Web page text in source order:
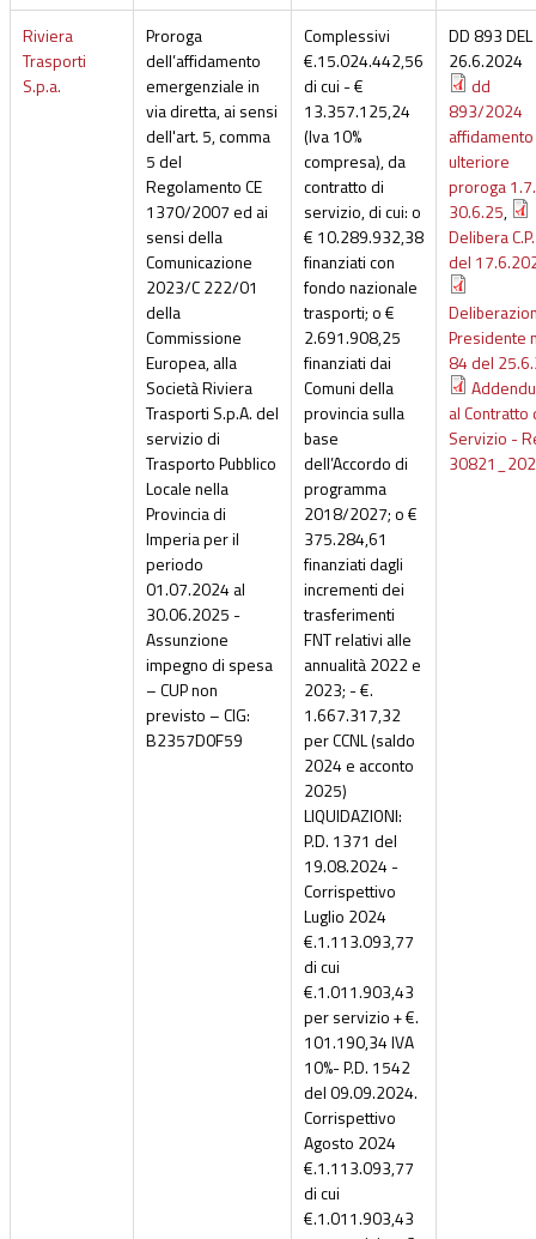
Riviera
Trasporti
S.p.a.
Proroga
dell’affidamento
emergenziale in
via diretta, ai sensi
dell'art. 5, comma
5 del
Regolamento CE
1370/2007 ed ai
sensi della
Comunicazione
2023/C 222/01
della
Commissione
Europea, alla
Società Riviera
Trasporti S.p.A. del
servizio di
Trasporto Pubblico
Locale nella
Provincia di
Imperia per il
periodo
01.07.2024 al
30.06.2025 -
Assunzione
impegno di spesa
– CUP non
previsto – CIG:
B2357D0F59
Complessivi
€.15.024.442,56
di cui - €
13.357.125,24
(Iva 10%
compresa), da
contratto di
servizio, di cui: o
€ 10.289.932,38
finanziati con
fondo nazionale
trasporti; o €
2.691.908,25
finanziati dai
Comuni della
provincia sulla
base
dell’Accordo di
programma
2018/2027; o €
375.284,61
finanziati dagli
incrementi dei
trasferimenti
FNT relativi alle
annualità 2022 e
2023; - €.
1.667.317,32
per CCNL (saldo
2024 e acconto
2025)
LIQUIDAZIONI:
P.D. 1371 del
19.08.2024 -
Corrispettivo
Luglio 2024
€.1.113.093,77
di cui
€.1.011.903,43
per servizio + €.
101.190,34 IVA
10%- P.D. 1542
del 09.09.2024.
Corrispettivo
Agosto 2024
€.1.113.093,77
di cui
€.1.011.903,43
DD 893 DEL
26.6.2024
dd
893/2024
affidamento
ulteriore
proroga
30.6.25,
Delibera
del
Presidente
84 del
al Contratto
Servizio -